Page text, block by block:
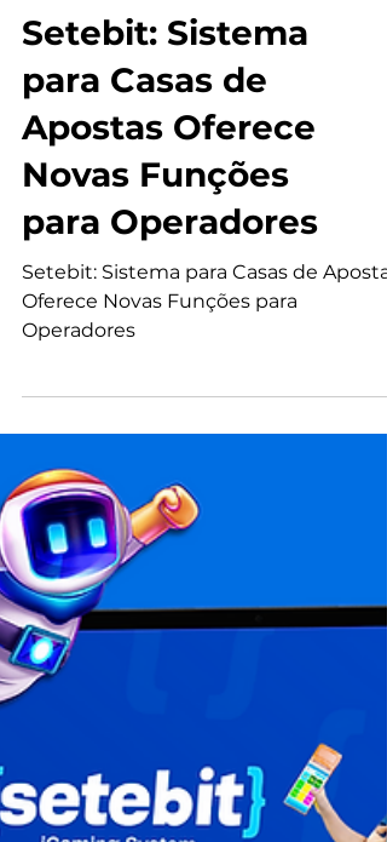
Setebit: Sistema
para Casas de
Apostas Oferece
Novas Funções
para Operadores
Setebit: Sistema para Casas de
Oferece Novas Funções para